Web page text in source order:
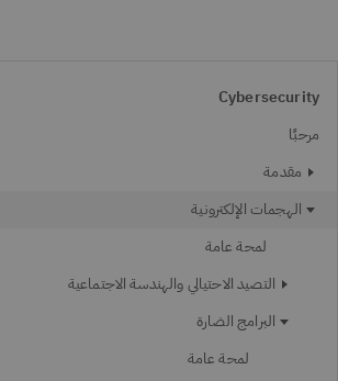
Cybersecurity
مرحبًا
مقدمة
الهجمات الإلكترونية
لمحة عامة
التصيد الاحتيالي والهندسة الاجتماعية
البرامج الضارة
لمحة عامة